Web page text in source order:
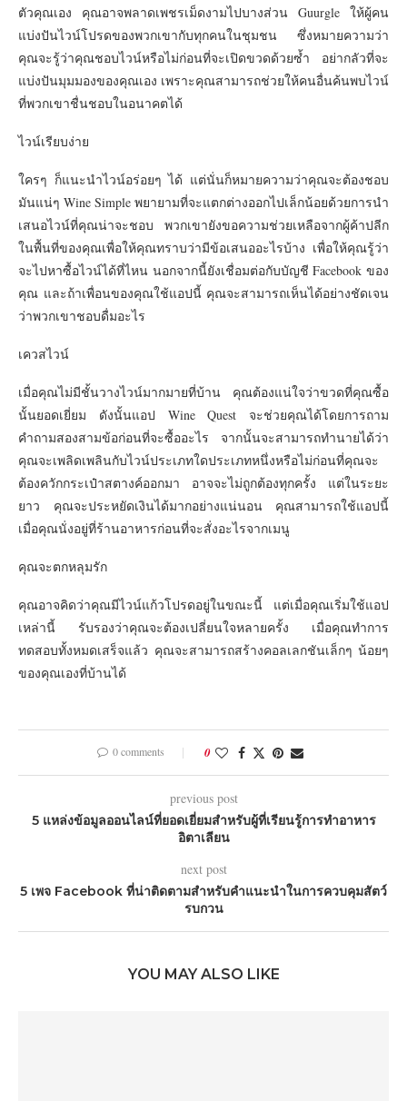
ตัวคุณเอง คุณอาจพลาดเพชรเม็ดงามไปบางส่วน Guurgle ให้ผู้คน
แบ่งปันไวน์โปรดของพวกเขากับทุกคนในชุมชน ซึ่งหมายความว่า
คุณจะรู้ว่าคุณชอบไวน์หรือไม่ก่อนที่จะเปิดขวดด้วยซ้ำ อย่ากลัวที่จะ
แบ่งปันมุมมองของคุณเอง เพราะคุณสามารถช่วยให้คนอื่นค้นพบไวน์
ที่พวกเขาชื่นชอบในอนาคตได้
ไวน์เรียบง่าย
ใครๆ ก็แนะนำไวน์อร่อยๆ ได้ แต่นั่นก็หมายความว่าคุณจะต้องชอบ
มันแน่ๆ Wine Simple พยายามที่จะแตกต่างออกไปเล็กน้อยด้วยการนำ
เสนอไวน์ที่คุณน่าจะชอบ พวกเขายังขอความช่วยเหลือจากผู้ค้าปลีก
ในพื้นที่ของคุณเพื่อให้คุณทราบว่ามีข้อเสนออะไรบ้าง เพื่อให้คุณรู้ว่า
จะไปหาซื้อไวน์ได้ที่ไหน นอกจากนี้ยังเชื่อมต่อกับบัญชี Facebook ของ
คุณ และถ้าเพื่อนของคุณใช้แอปนี้ คุณจะสามารถเห็นได้อย่างชัดเจน
ว่าพวกเขาชอบดื่มอะไร
เควสไวน์
เมื่อคุณไม่มีชั้นวางไวน์มากมายที่บ้าน คุณต้องแน่ใจว่าขวดที่คุณซื้อ
นั้นยอดเยี่ยม ดังนั้นแอป Wine Quest จะช่วยคุณได้โดยการถาม
คำถามสองสามข้อก่อนที่จะซื้ออะไร จากนั้นจะสามารถทำนายได้ว่า
คุณจะเพลิดเพลินกับไวน์ประเภทใดประเภทหนึ่งหรือไม่ก่อนที่คุณจะ
ต้องควักกระเป๋าสตางค์ออกมา อาจจะไม่ถูกต้องทุกครั้ง แต่ในระยะ
ยาว คุณจะประหยัดเงินได้มากอย่างแน่นอน คุณสามารถใช้แอปนี้
เมื่อคุณนั่งอยู่ที่ร้านอาหารก่อนที่จะสั่งอะไรจากเมนู
คุณจะตกหลุมรัก
คุณอาจคิดว่าคุณมีไวน์แก้วโปรดอยู่ในขณะนี้ แต่เมื่อคุณเริ่มใช้แอป
เหล่านี้ รับรองว่าคุณจะต้องเปลี่ยนใจหลายครั้ง เมื่อคุณทำการ
ทดสอบทั้งหมดเสร็จแล้ว คุณจะสามารถสร้างคอลเลกชันเล็กๆ น้อยๆ
ของคุณเองที่บ้านได้
0 comments 0
previous post
5 แหล่งข้อมูลออนไลน์ที่ยอดเยี่ยมสำหรับผู้ที่เรียนรู้การทำอาหาร
อิตาเลียน
next post
5 เพจ Facebook ที่น่าติดตามสำหรับคำแนะนำในการควบคุมสัตว์
รบกวน
YOU MAY ALSO LIKE